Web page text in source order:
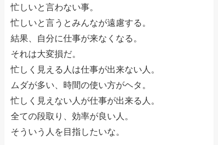
忙しいと言わない事。
忙しいと言うとみんなが遠慮する。
結果、自分に仕事が来なくなる。
それは大変損だ。
忙しく見える人は仕事が出来ない人。
ムダが多い、時間の使い方がヘタ。
忙しく見えない人が仕事が出来る人。
全ての段取り、効率が良い人。
そういう人を目指したいな。